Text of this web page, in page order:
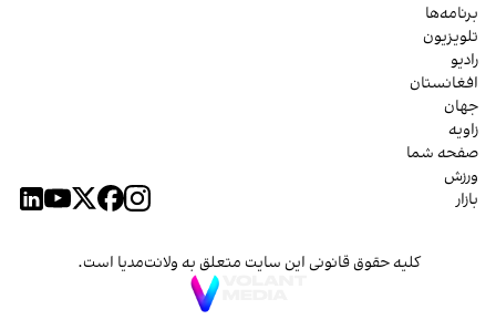
برنامه‌ها
تلویزیون
رادیو
افغانستان
جهان
زاویه
صفحه شما
ورزش
بازار
کلیه حقوق قانونی این سایت متعلق به ولانت‌مدیا است.